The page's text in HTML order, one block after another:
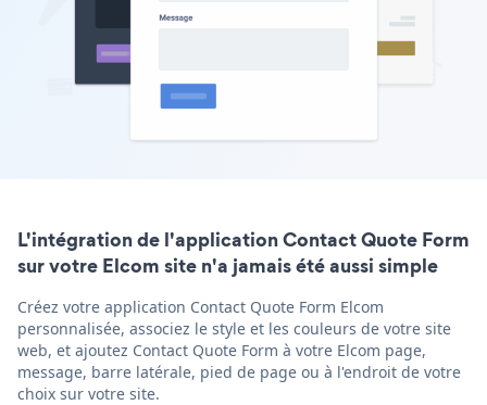
L'intégration de l'application Contact Quote Form
sur votre Elcom site n'a jamais été aussi simple
Créez votre application Contact Quote Form Elcom
personnalisée, associez le style et les couleurs de votre site
web, et ajoutez Contact Quote Form à votre Elcom page,
message, barre latérale, pied de page ou à l'endroit de votre
choix sur votre site.